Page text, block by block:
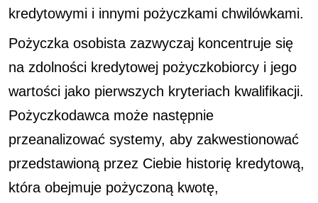
kredytowymi i innymi pożyczkami chwilówkami.
Pożyczka osobista zazwyczaj koncentruje się
na zdolności kredytowej pożyczkobiorcy i jego
wartości jako pierwszych kryteriach kwalifikacji.
Pożyczkodawca może następnie
przeanalizować systemy, aby zakwestionować
przedstawioną przez Ciebie historię kredytową,
która obejmuje pożyczoną kwotę,